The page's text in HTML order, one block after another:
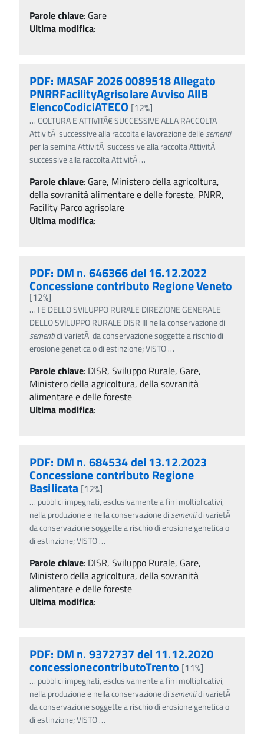
Parole chiave: Gare
Ultima modifica:
PDF: MASAF 2026 0089518 Allegato
PNRRFacilityAgrisolare Avviso AllB
ElencoCodiciATECO [12%]
…COLTURA E ATTIVITÃ€ SUCCESSIVE ALLA RACCOLTA
AttivitÃ successive alla raccolta e lavorazione dellesementi
per la semina AttivitÃ successive alla raccolta AttivitÃ
successive alla raccolta AttivitÃ…
Parole chiave: Gare, Ministero della agricoltura,
della sovranità alimentare e delle foreste, PNRR,
Facility Parco agrisolare
Ultima modifica:
PDF: DM n. 646366 del 16.12.2022
Concessione contributo Regione Veneto
[12%]
… I E DELLO SVILUPPO RURALE DIREZIONE GENERALE
DELLO SVILUPPO RURALE DISR III nella conservazione di
sementidi varietÃ da conservazione soggette a rischio di
erosione genetica o di estinzione; VISTO…
Parole chiave: DISR, Sviluppo Rurale, Gare,
Ministero della agricoltura, della sovranità
alimentare e delle foreste
Ultima modifica:
PDF: DM n. 684534 del 13.12.2023
Concessione contributo Regione
Basilicata [12%]
… pubblici impegnati, esclusivamente a fini moltiplicativi,
nella produzione e nella conservazione disementidi varietÃ
da conservazione soggette a rischio di erosione genetica o
di estinzione; VISTO…
Parole chiave: DISR, Sviluppo Rurale, Gare,
Ministero della agricoltura, della sovranità
alimentare e delle foreste
Ultima modifica:
PDF: DM n. 9372737 del 11.12.2020
concessionecontributoTrento [11%]
… pubblici impegnati, esclusivamente a fini moltiplicativi,
nella produzione e nella conservazione disementidi varietÃ
da conservazione soggette a rischio di erosione genetica o
di estinzione; VISTO…